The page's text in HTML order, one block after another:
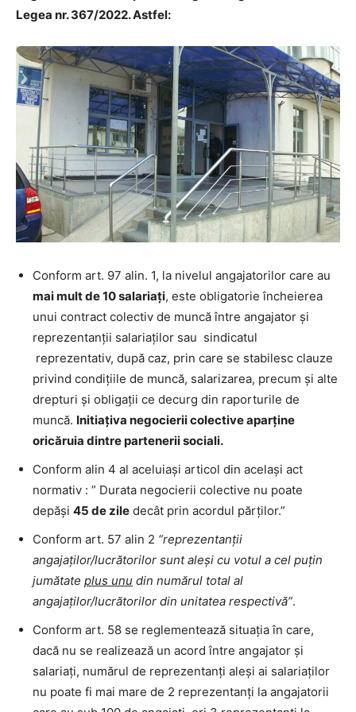
Legea nr. 367/2022. Astfel:
Conform art. 97 alin. 1, la nivelul angajatorilor care au
mai mult de 10 salariați, este obligatorie încheierea
unui contract colectiv de muncă între angajator și
reprezentanții salariaților sau sindicatul
reprezentativ, după caz, prin care se stabilesc clauze
privind condițiile de muncă, salarizarea, precum și alte
drepturi și obligații ce decurg din raporturile de
muncă. Initiațiva negocierii colective aparține
oricăruia dintre partenerii sociali.
Conform alin 4 al aceluiași articol din același act
normativ : ” Durata negocierii colective nu poate
depăşi 45 de zile decât prin acordul părţilor.”
Conform art. 57 alin 2 “reprezentantii
angajatilor/lucratorilor sunt alesi cu votul a cel putin
jumatate plus unu din numarul total al
angajatilor/lucratorilor din unitatea respectiva”.
Conform art. 58 se reglementează situația în care,
dacă nu se realizează un acord între angajator și
salariați, numărul de reprezentanți aleși ai salariaților
nu poate fi mai mare de 2 reprezentanți la angajatorii